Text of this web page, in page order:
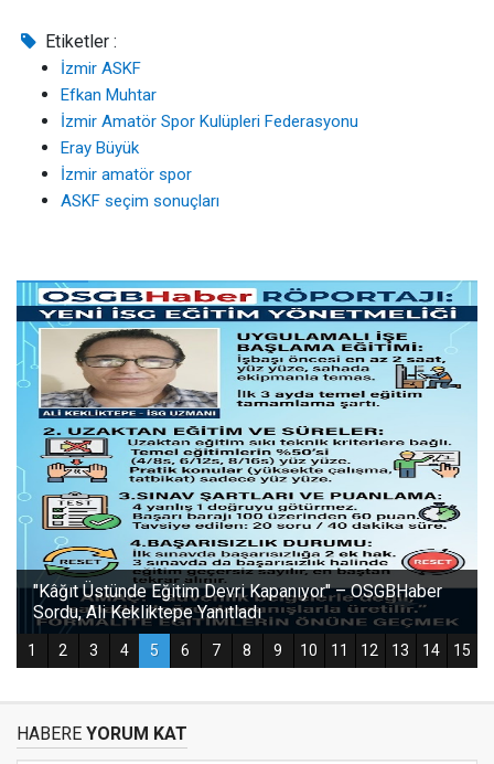
Etiketler :
İzmir ASKF
Efkan Muhtar
İzmir Amatör Spor Kulüpleri Federasyonu
Eray Büyük
İzmir amatör spor
ASKF seçim sonuçları
HABERE YORUM KAT